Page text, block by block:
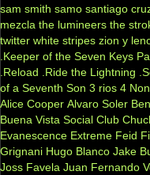
sam smith samo santiago
mezcla the lumineers the
twitter white stripes zion y
.Keeper of the Seven Keys
.Reload
.Ride the Lightning
of a Seventh Son 3 rios 4
Alice Cooper Alvaro Soler
Buena Vista Social Club
Evanescence Extreme Feid
Grignani Hugo Blanco Jake
Joss Favela Juan Fernando